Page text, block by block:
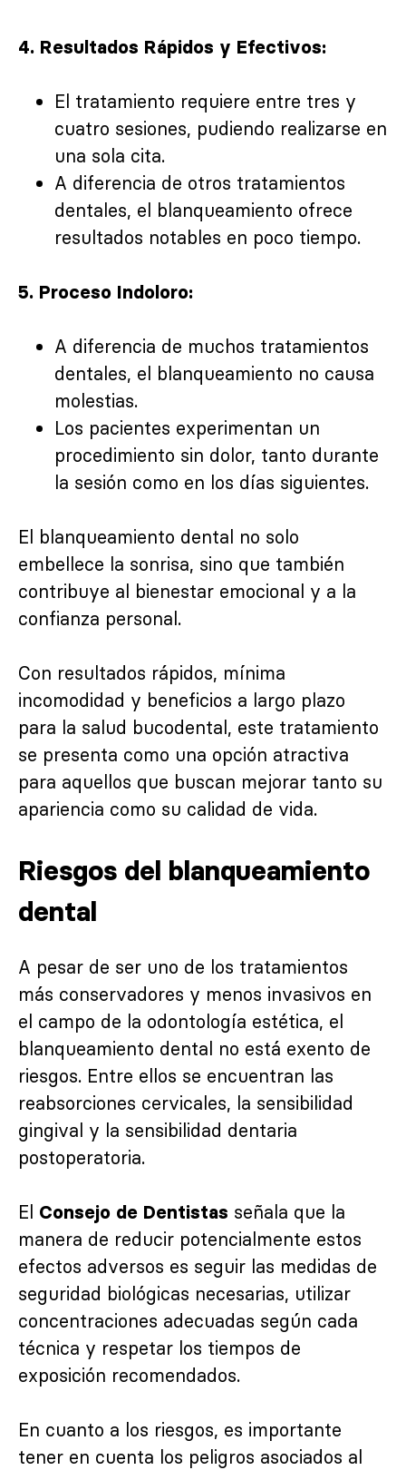
4. Resultados Rápidos y Efectivos:
El tratamiento requiere entre tres y
cuatro sesiones, pudiendo realizarse en
una sola cita.
A diferencia de otros tratamientos
dentales, el blanqueamiento ofrece
resultados notables en poco tiempo.
5. Proceso Indoloro:
A diferencia de muchos tratamientos
dentales, el blanqueamiento no causa
molestias.
Los pacientes experimentan un
procedimiento sin dolor, tanto durante
la sesión como en los días siguientes.
El blanqueamiento dental no solo
embellece la sonrisa, sino que también
contribuye al bienestar emocional y a la
confianza personal.
Con resultados rápidos, mínima
incomodidad y beneficios a largo plazo
para la salud bucodental, este tratamiento
se presenta como una opción atractiva
para aquellos que buscan mejorar tanto su
apariencia como su calidad de vida.
Riesgos del blanqueamiento
dental
A pesar de ser uno de los tratamientos
más conservadores y menos invasivos en
el campo de la odontología estética, el
blanqueamiento dental no está exento de
riesgos. Entre ellos se encuentran las
reabsorciones cervicales, la sensibilidad
gingival y la sensibilidad dentaria
postoperatoria.
El Consejo de Dentistas señala que la
manera de reducir potencialmente estos
efectos adversos es seguir las medidas de
seguridad biológicas necesarias, utilizar
concentraciones adecuadas según cada
técnica y respetar los tiempos de
exposición recomendados.
En cuanto a los riesgos, es importante
tener en cuenta los peligros asociados al